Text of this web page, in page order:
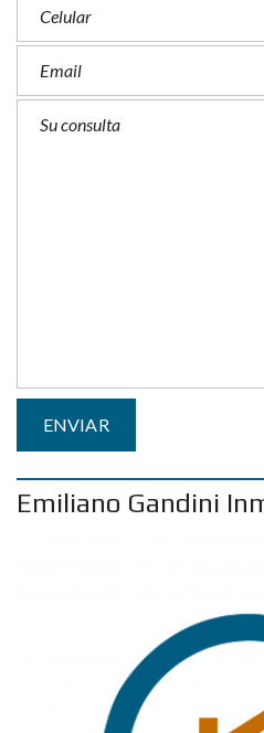
Emiliano Gandini